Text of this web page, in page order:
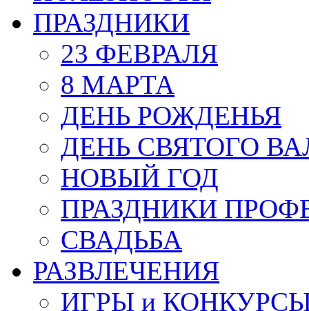
ПРАЗДНИКИ
23 ФЕВРАЛЯ
8 МАРТА
ДЕНЬ РОЖДЕНЬЯ
ДЕНЬ СВЯТОГО
НОВЫЙ ГОД
ПРАЗДНИКИ
СВАДЬБА
РАЗВЛЕЧЕНИЯ
ИГРЫ и